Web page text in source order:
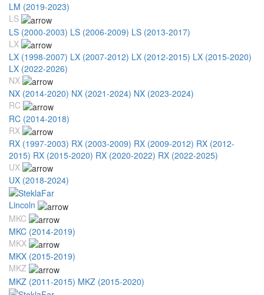
LM (2019-2023)
LS
LS (2000-2003) LS (2006-2009) LS (2013-2017)
LX
LX (1998-2007) LX (2007-2012) LX (2012-2015) LX (2015-2020)
LX (2022-2026)
NX
NX (2014-2020) NX (2021-2024) NX (2023-2024)
RC
RC (2014-2018)
RX
RX (1997-2003) RX (2003-2009) RX (2009-2012) RX (2012-
2015) RX (2015-2020) RX (2020-2022) RX (2022-2025)
UX
UX (2018-2024)
Lincoln
MKC
MKC (2014-2019)
MKX
MKX (2015-2019)
MKZ
MKZ (2011-2015) MKZ (2015-2020)